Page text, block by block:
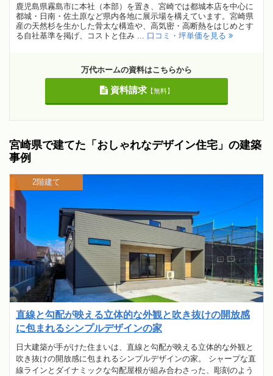
鹿児島県霧島市に本社（本部）を置き、宮崎では都城本店を中心に
都城・日南・佐土原など県内各地に展示場を構えています。宮崎県
産の天然杉を生かした骨太な構造や、高気密・高断熱をはじめとす
る自社基準を掲げ、コストと住み ... 口コミ・坪単価を見る
万代ホームの資料はこちらから
資料請求【無料】
宮崎県で建てた「おしゃれなデザイン住宅」の建築
事例
直線と勾配が映える立体的な外観と吹き抜けの開放感
に包まれるシンプルデザインの家
日大建築が手がけた住まいは、直線と勾配が映える立体的な外観と
吹き抜けの開放感に包まれるシンプルデザインの家。 シャープな直
線ラインとダイナミックな勾配屋根が組み合わさった、彫刻のよう
2階建て